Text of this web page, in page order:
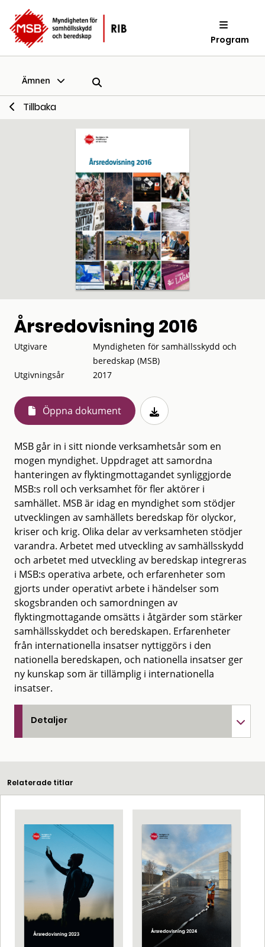
Program
Ämnen
Tillbaka
Årsredovisning 2016
Utgivare
Myndigheten för samhällsskydd och
beredskap (MSB)
Utgivningsår
2017
Öppna dokument
MSB går in i sitt nionde verksamhetsår som en
mogen myndighet. Uppdraget att samordna
hanteringen av flyktingmottagandet synliggjorde
MSB:s roll och verksamhet för fler aktörer i
samhället. MSB är idag en myndighet som stödjer
utvecklingen av samhällets beredskap för olyckor,
kriser och krig. Olika delar av verksamheten stödjer
varandra. Arbetet med utveckling av samhällsskydd
och arbetet med utveckling av beredskap integreras
i MSB:s operativa arbete, och erfarenheter som
gjorts under operativt arbete i händelser som
skogsbranden och samordningen av
flyktingmottagande omsätts i åtgärder som stärker
samhällsskyddet och beredskapen. Erfarenheter
från internationella insatser nyttiggörs i den
nationella beredskapen, och nationella insatser ger
ny kunskap som är tillämplig i internationella
insatser.
Detaljer
Relaterade titlar